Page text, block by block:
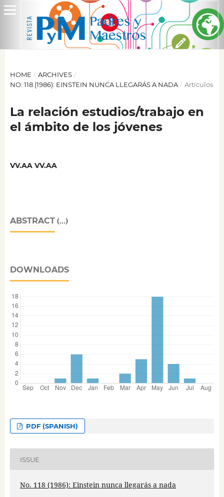
HOME / ARCHIVES /
NO. 118 (1986): EINSTEIN NUNCA LLEGARÁS A NADA / Artículos
La relación estudios/trabajo en
el ámbito de los jóvenes
VV.AA VV.AA
ABSTRACT(...)
DOWNLOADS
PDF (SPANISH)
ISSUE
No. 118 (1986): Einstein nunca llegarás a nada